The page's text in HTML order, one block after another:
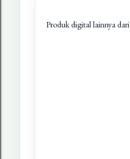
Produk digital lainnya